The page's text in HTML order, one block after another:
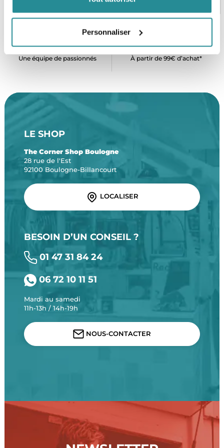
Personnaliser
SERVICE CLIENT
Une équipe de passionnés
FRAIS DE PORT OFFERTS
À partir de 99€ d’achat*
LE SHOP
The Corner Shop Boulogne
28 rue de l'Est
92100 Boulogne-Billancourt
LOCALISER
BESOIN D’UN CONSEIL ?
01 47 31 84 24
06 72 10 11 51
Mardi au samedi
11h-13h / 14h-19h
NOUS-CONTACTER